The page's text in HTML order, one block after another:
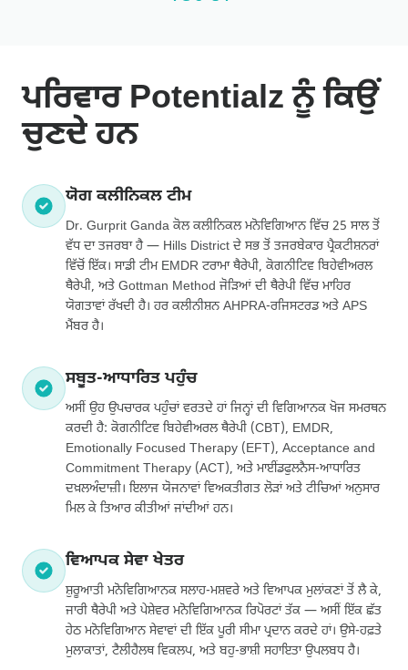
ਪਰਿਵਾਰ Potentialz ਨੂੰ ਕਿਉਂ
ਚੁਣਦੇ ਹਨ
ਯੋਗ ਕਲੀਨਿਕਲ ਟੀਮ
Dr. Gurprit Ganda ਕੋਲ ਕਲੀਨਿਕਲ ਮਨੋਵਿਗਿਆਨ ਵਿੱਚ 25 ਸਾਲ ਤੋਂ
ਵੱਧ ਦਾ ਤਜਰਬਾ ਹੈ — Hills District ਦੇ ਸਭ ਤੋਂ ਤਜਰਬੇਕਾਰ ਪ੍ਰੈਕਟੀਸ਼ਨਰਾਂ
ਵਿੱਚੋਂ ਇੱਕ। ਸਾਡੀ ਟੀਮ EMDR ਟਰਾਮਾ ਥੈਰੇਪੀ, ਕੋਗਨੀਟਿਵ ਬਿਹੇਵੀਅਰਲ
ਥੈਰੇਪੀ, ਅਤੇ Gottman Method ਜੋੜਿਆਂ ਦੀ ਥੈਰੇਪੀ ਵਿੱਚ ਮਾਹਿਰ
ਯੋਗਤਾਵਾਂ ਰੱਖਦੀ ਹੈ। ਹਰ ਕਲੀਨੀਸ਼ਨ AHPRA-ਰਜਿਸਟਰਡ ਅਤੇ APS
ਮੈਂਬਰ ਹੈ।
ਸਬੂਤ-ਆਧਾਰਿਤ ਪਹੁੰਚ
ਅਸੀਂ ਉਹ ਉਪਚਾਰਕ ਪਹੁੰਚਾਂ ਵਰਤਦੇ ਹਾਂ ਜਿਨ੍ਹਾਂ ਦੀ ਵਿਗਿਆਨਕ ਖੋਜ ਸਮਰਥਨ
ਕਰਦੀ ਹੈ: ਕੋਗਨੀਟਿਵ ਬਿਹੇਵੀਅਰਲ ਥੈਰੇਪੀ (CBT), EMDR,
Emotionally Focused Therapy (EFT), Acceptance and
Commitment Therapy (ACT), ਅਤੇ ਮਾਈਂਡਫੁਲਨੈਸ-ਆਧਾਰਿਤ
ਦਖ਼ਲਅੰਦਾਜ਼ੀ। ਇਲਾਜ ਯੋਜਨਾਵਾਂ ਵਿਅਕਤੀਗਤ ਲੋੜਾਂ ਅਤੇ ਟੀਚਿਆਂ ਅਨੁਸਾਰ
ਮਿਲ ਕੇ ਤਿਆਰ ਕੀਤੀਆਂ ਜਾਂਦੀਆਂ ਹਨ।
ਵਿਆਪਕ ਸੇਵਾ ਖੇਤਰ
ਸ਼ੁਰੂਆਤੀ ਮਨੋਵਿਗਿਆਨਕ ਸਲਾਹ-ਮਸ਼ਵਰੇ ਅਤੇ ਵਿਆਪਕ ਮੁਲਾਂਕਣਾਂ ਤੋਂ ਲੈ ਕੇ,
ਜਾਰੀ ਥੈਰੇਪੀ ਅਤੇ ਪੇਸ਼ੇਵਰ ਮਨੋਵਿਗਿਆਨਕ ਰਿਪੋਰਟਾਂ ਤੱਕ — ਅਸੀਂ ਇੱਕ ਛੱਤ
ਹੇਠ ਮਨੋਵਿਗਿਆਨ ਸੇਵਾਵਾਂ ਦੀ ਇੱਕ ਪੂਰੀ ਸੀਮਾ ਪ੍ਰਦਾਨ ਕਰਦੇ ਹਾਂ। ਉਸੇ-ਹਫ਼ਤੇ
ਮੁਲਾਕਾਤਾਂ, ਟੈਲੀਹੈਲਥ ਵਿਕਲਪ, ਅਤੇ ਬਹੁ-ਭਾਸ਼ੀ ਸਹਾਇਤਾ ਉਪਲਬਧ ਹੈ।